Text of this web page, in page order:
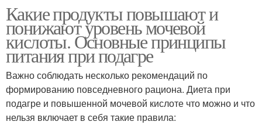
Какие продукты повышают и
понижают уровень мочевой
кислоты. Основные принципы
питания при подагре
Важно соблюдать несколько рекомендаций по
формированию повседневного рациона. Диета при
подагре и повышенной мочевой кислоте что можно и что
нельзя включает в себя такие правила: